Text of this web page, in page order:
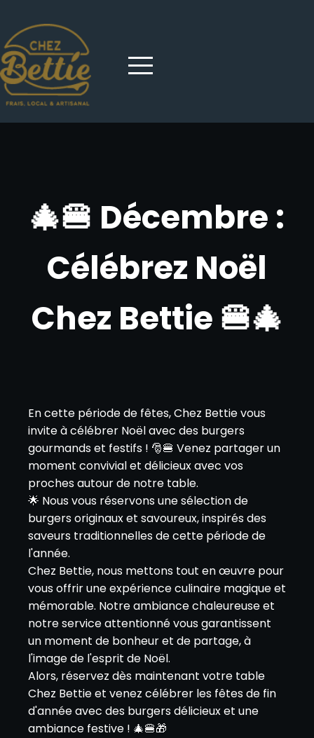
🎄🍔 Décembre :
Célébrez Noël
Chez Bettie 🍔🎄
En cette période de fêtes, Chez Bettie vous
invite à célébrer Noël avec des burgers
gourmands et festifs ! 🎅🍔 Venez partager un
moment convivial et délicieux avec vos
proches autour de notre table.
🌟 Nous vous réservons une sélection de
burgers originaux et savoureux, inspirés des
saveurs traditionnelles de cette période de
l'année.
Chez Bettie, nous mettons tout en œuvre pour
vous offrir une expérience culinaire magique et
mémorable. Notre ambiance chaleureuse et
notre service attentionné vous garantissent
un moment de bonheur et de partage, à
l'image de l'esprit de Noël.
Alors, réservez dès maintenant votre table
Chez Bettie et venez célébrer les fêtes de fin
d'année avec des burgers délicieux et une
ambiance festive ! 🎄🍔🎁